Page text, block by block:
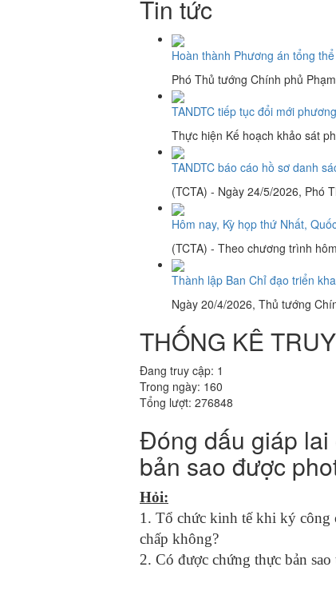
Tin tức
Hoàn thành Phương án tổng
Phó Thủ tướng Chính phủ
TANDTC tiếp tục đổi mới
Thực hiện Kế hoạch khảo sát
TANDTC báo cáo hồ sơ danh
(TCTA) - Ngày 24/5/2026, Phó
Hôm nay, Kỳ họp thứ Nhất,
(TCTA) - Theo chương trình
Thành lập Ban Chỉ đạo triển
Ngày 20/4/2026, Thủ tướng
THỐNG KÊ
Đang truy cập: 1
Trong ngày: 160
Tổng lượt: 276848
Đóng dấu giáp lai
bản sao được
Hỏi:
1. Tổ chức kinh tế khi ký công
chấp không?
2. Có được chứng thực bản